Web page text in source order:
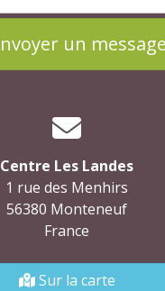
un message
Centre Les Landes
1 rue des Menhirs
56380 Monteneuf
France
Sur la carte